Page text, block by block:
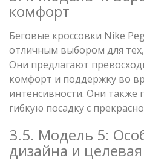
комфорт
Беговые кроссовки Nike
отличным выбором для
Они предлагают
комфорт и поддержку во
интенсивности. Они также
гибкую посадку с
3.5. Модель 5:
дизайна и